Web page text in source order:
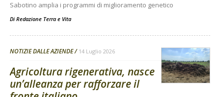
Sabotino amplia i programmi di miglioramento genetico
Di Redazione Terra e Vita
NOTIZIE DALLE AZIENDE 14 Luglio 2026
Agricoltura rigenerativa, nasce
un’alleanza per rafforzare il